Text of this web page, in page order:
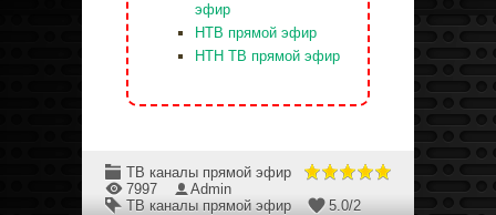
эфир
НТВ прямой эфир
НТН ТВ прямой эфир
ТВ каналы прямой эфир
7997
Admin
ТВ каналы прямой эфир
5.0/2